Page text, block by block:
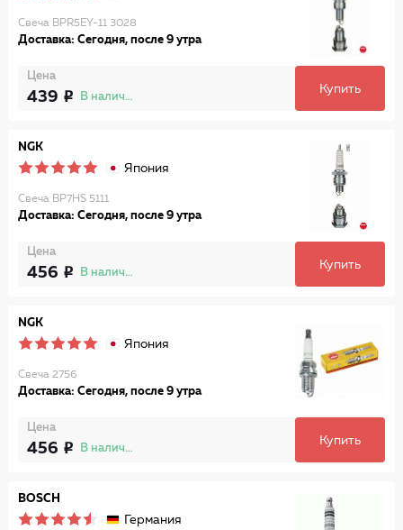
Свеча BPR5EY-11 3028
Доставка: Сегодня, после 9 утра
Цена
439 В наличии
Купить
NGK
Япония
Свеча BP7HS 5111
Доставка: Сегодня, после 9 утра
Цена
456 В наличии
Купить
NGK
Япония
Свеча 2756
Доставка: Сегодня, после 9 утра
Цена
456 В наличии
Купить
BOSCH
Германия